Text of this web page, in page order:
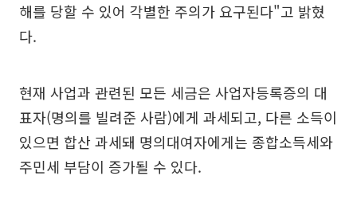
해를 당할 수 있어 각별한 주의가 요구된다"고 밝혔
다.
현재 사업과 관련된 모든 세금은 사업자등록증의 대
표자(명의를 빌려준 사람)에게 과세되고, 다른 소득이
있으면 합산 과세돼 명의대여자에게는 종합소득세와
주민세 부담이 증가될 수 있다.